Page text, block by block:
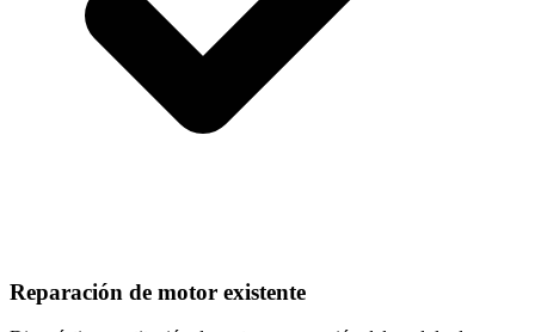
Reparación de motor existente